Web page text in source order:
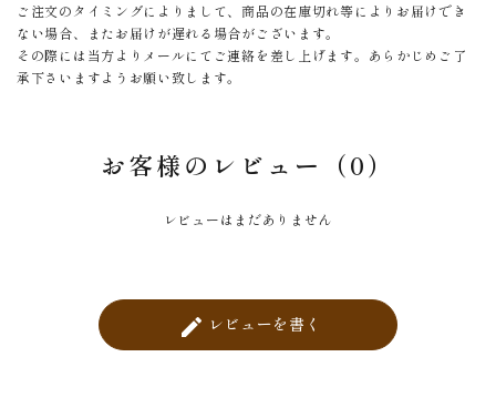
ご注文のタイミングによりまして、商品の在庫切れ等によりお届けでき
ない場合、またお届けが遅れる場合がございます。
その際には当方よりメールにてご連絡を差し上げます。あらかじめご了
承下さいますようお願い致します。
お客様のレビュー（0）
レビューはまだありません
create レビューを書く